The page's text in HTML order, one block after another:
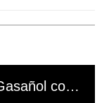
El mal momento de Yanina Gasañol con un hincha argentino en "Subrayado"